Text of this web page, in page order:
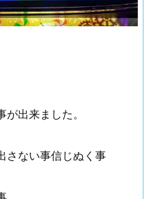
出来ました。
さない事信じぬく事